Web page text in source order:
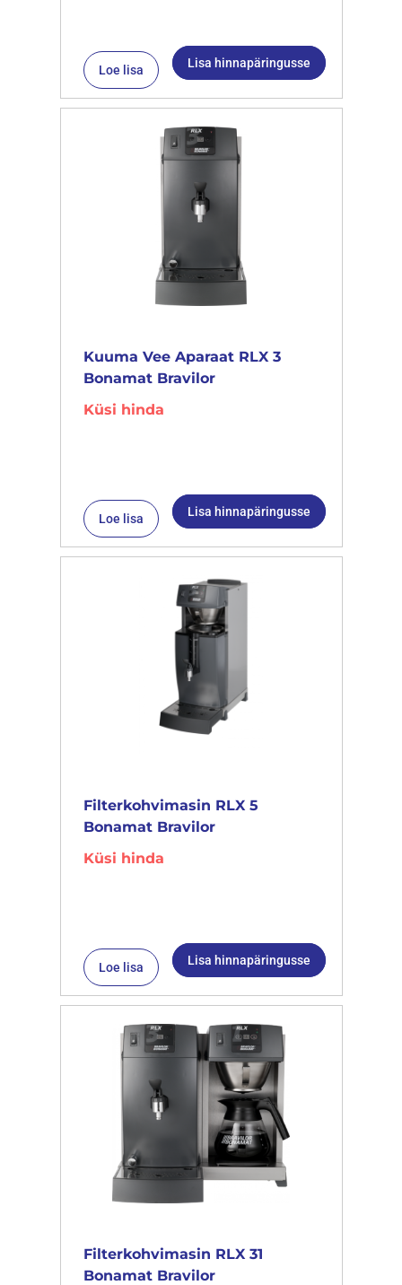
Loe lisa Lisa hinnapäringusse
Kuuma Vee Aparaat RLX 3
Bonamat Bravilor
Küsi hinda
Loe lisa Lisa hinnapäringusse
Filterkohvimasin RLX 5
Bonamat Bravilor
Küsi hinda
Loe lisa Lisa hinnapäringusse
Filterkohvimasin RLX 31
Bonamat Bravilor